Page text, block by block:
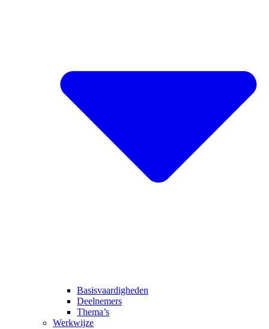
Basisvaardigheden
Deelnemers
Thema’s
Werkwijze